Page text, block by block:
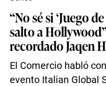
“No sé si ‘Juego
salto a
recordado Jaqen
El Comercio habló
evento Italian Global